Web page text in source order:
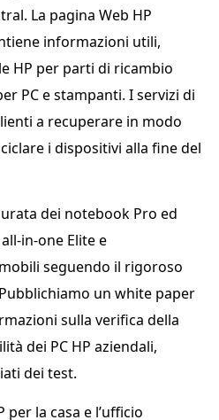
La pagina Web HP
informazioni utili,
HP per parti di ricambio
PC e stampanti. I servizi di
a recuperare in modo
i dispositivi alla fine del
dei notebook Pro ed
in-one Elite e
seguendo il rigoroso
un white paper
sulla verifica della
dei PC HP aziendali,
dei test.
la casa e l’ufficio